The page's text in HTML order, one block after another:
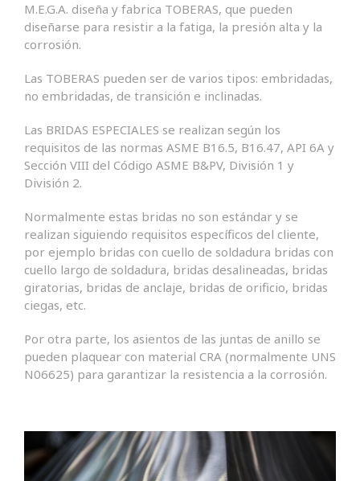
M.E.G.A. diseña y fabrica TOBERAS, que pueden
diseñarse para resistir a la fatiga, la presión alta y la
corrosión.
Las TOBERAS pueden ser de varios tipos: embridadas,
no embridadas, de transición e inclinadas.
Las BRIDAS ESPECIALES se realizan según los
requisitos de las normas ASME B16.5, B16.47, API 6A y
Sección VIII del Código ASME B&PV, División 1 y
División 2.
Normalmente estas bridas no son estándar y se
realizan siguiendo requisitos específicos del cliente,
por ejemplo bridas con cuello de soldadura bridas con
cuello largo de soldadura, bridas desalineadas, bridas
giratorias, bridas de anclaje, bridas de orificio, bridas
ciegas, etc.
Por otra parte, los asientos de las juntas de anillo se
pueden plaquear con material CRA (normalmente UNS
N06625) para garantizar la resistencia a la corrosión.